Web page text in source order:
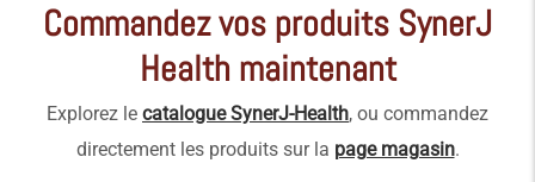
Commandez vos produits SynerJ
Health maintenant
Explorez le catalogue SynerJ-Health, ou commandez
directement les produits sur la page magasin.